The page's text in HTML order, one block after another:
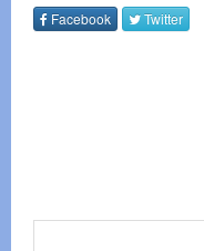
Facebook Twitter